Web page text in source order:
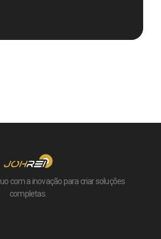
com a inovação para criar soluções
completas.